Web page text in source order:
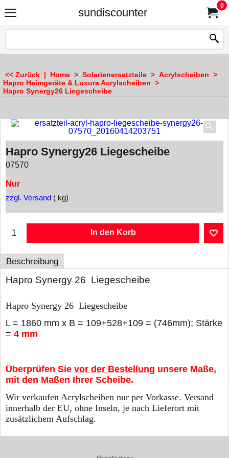
sundiscounter
0
<< Zurück | Home > Solarienersatzteile > Acrylscheiben >
Hapro Heimgeräte & Luxura Acrylscheiben >
Hapro Synergy26 Liegescheibe
Hapro Synergy26 Liegescheibe
07570
Nur
zzgl. Versand kg
In den Korb
Beschreibung
Hapro Synergy 26 Liegescheibe
Hapro Synergy 26 Liegescheibe
L = 1860 mm x B = 109+528+109 = (746mm); Stärke
= 4 mm
Überprüfen Sie vor der Bestellung unsere Maße,
mit den Maßen Ihrer Scheibe.
Wir verkaufen Acrylscheiben nur per Vorkasse. Versand
innerhalb der EU, ohne Inseln, je nach Lieferort mit
zusätzlichem Aufschlag.